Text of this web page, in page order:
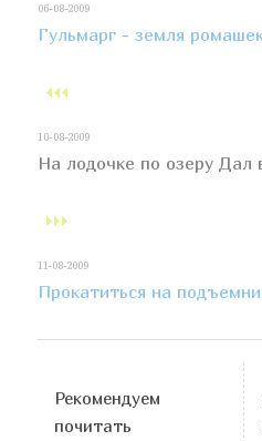
06-08-2009
Гульмарг - земля
10-08-2009
На лодочке по озеру Дал
11-08-2009
Прокатиться на
Рекомендуем
почитать